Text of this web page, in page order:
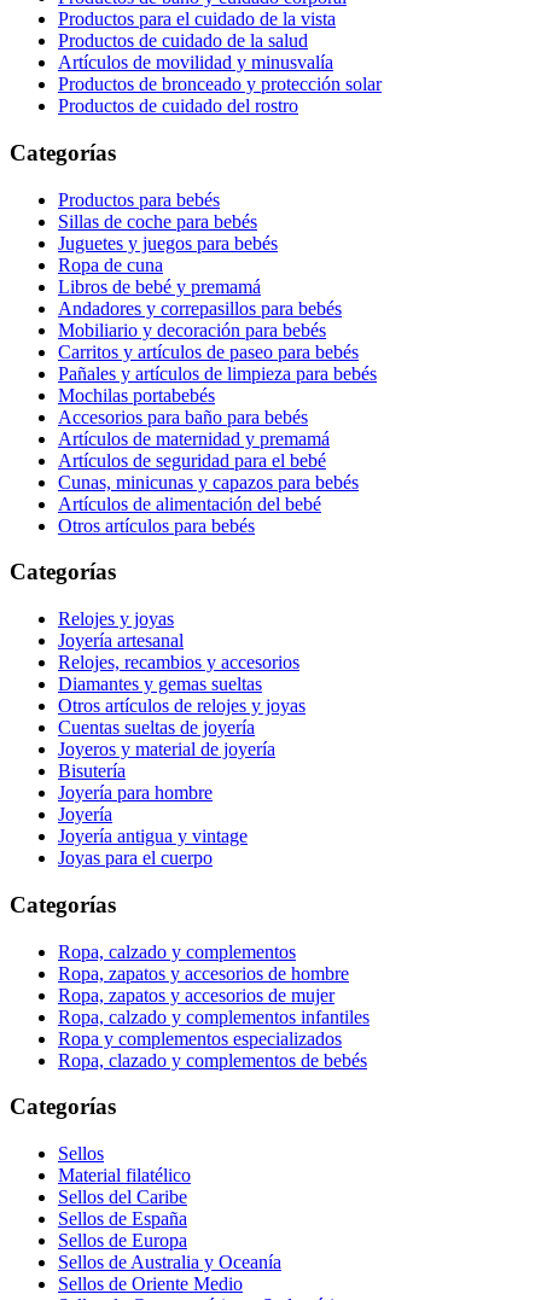
Productos para el cuidado de la vista
Productos de cuidado de la salud
Artículos de movilidad y minusvalía
Productos de bronceado y protección solar
Productos de cuidado del rostro
Categorías
Productos para bebés
Sillas de coche para bebés
Juguetes y juegos para bebés
Ropa de cuna
Libros de bebé y premamá
Andadores y correpasillos para bebés
Mobiliario y decoración para bebés
Carritos y artículos de paseo para bebés
Pañales y artículos de limpieza para bebés
Mochilas portabebés
Accesorios para baño para bebés
Artículos de maternidad y premamá
Artículos de seguridad para el bebé
Cunas, minicunas y capazos para bebés
Artículos de alimentación del bebé
Otros artículos para bebés
Categorías
Relojes y joyas
Joyería artesanal
Relojes, recambios y accesorios
Diamantes y gemas sueltas
Otros artículos de relojes y joyas
Cuentas sueltas de joyería
Joyeros y material de joyería
Bisutería
Joyería para hombre
Joyería
Joyería antigua y vintage
Joyas para el cuerpo
Categorías
Ropa, calzado y complementos
Ropa, zapatos y accesorios de hombre
Ropa, zapatos y accesorios de mujer
Ropa, calzado y complementos infantiles
Ropa y complementos especializados
Ropa, clazado y complementos de bebés
Categorías
Sellos
Material filatélico
Sellos del Caribe
Sellos de España
Sellos de Europa
Sellos de Australia y Oceanía
Sellos de Oriente Medio